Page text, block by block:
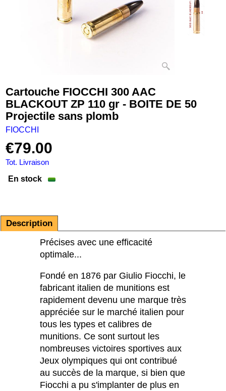
Cartouche FIOCCHI 300 AAC
BLACKOUT ZP 110 gr - BOITE DE 50
Projectile sans plomb
FIOCCHI
€79.00
Tot. Livraison
En stock
Description
Précises avec une efficacité
optimale...
Fondé en 1876 par Giulio Fiocchi, le
fabricant italien de munitions est
rapidement devenu une marque très
appréciée sur le marché italien pour
tous les types et calibres de
munitions. Ce sont surtout les
nombreuses victoires sportives aux
Jeux olympiques qui ont contribué
au succès de la marque, si bien que
Fiocchi a pu s'implanter de plus en